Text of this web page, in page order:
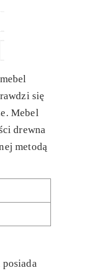
się
Mebel
drewna
metodą